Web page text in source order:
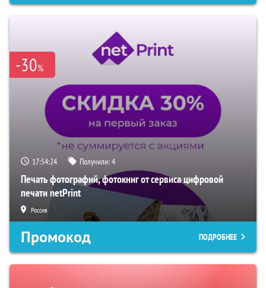
-30%
17:54:23 Получили:4
Печать фотографий, фотокниг от сервиса цифровой
печати netPrint
Россия
Промокод ПОДРОБНЕЕ